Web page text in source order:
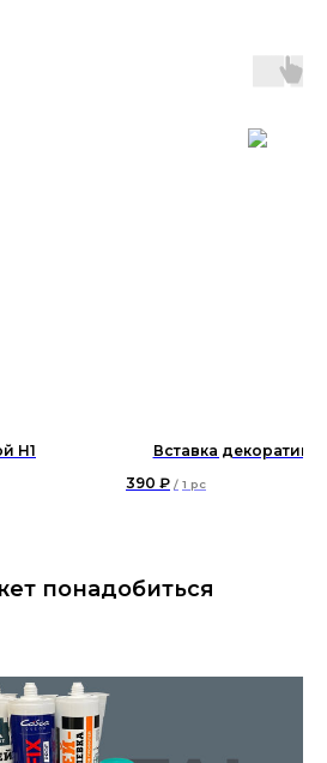
Н1
Вставка
390 ₽ / 1 pc
понадобиться